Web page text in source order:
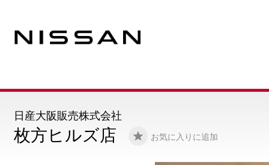
枚方ヒルズ店 お気に入りに追加
日産大阪販売株式会社